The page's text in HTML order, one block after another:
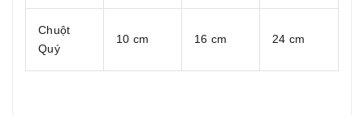
Chuột
Quý
10 cm 16 cm 24 cm